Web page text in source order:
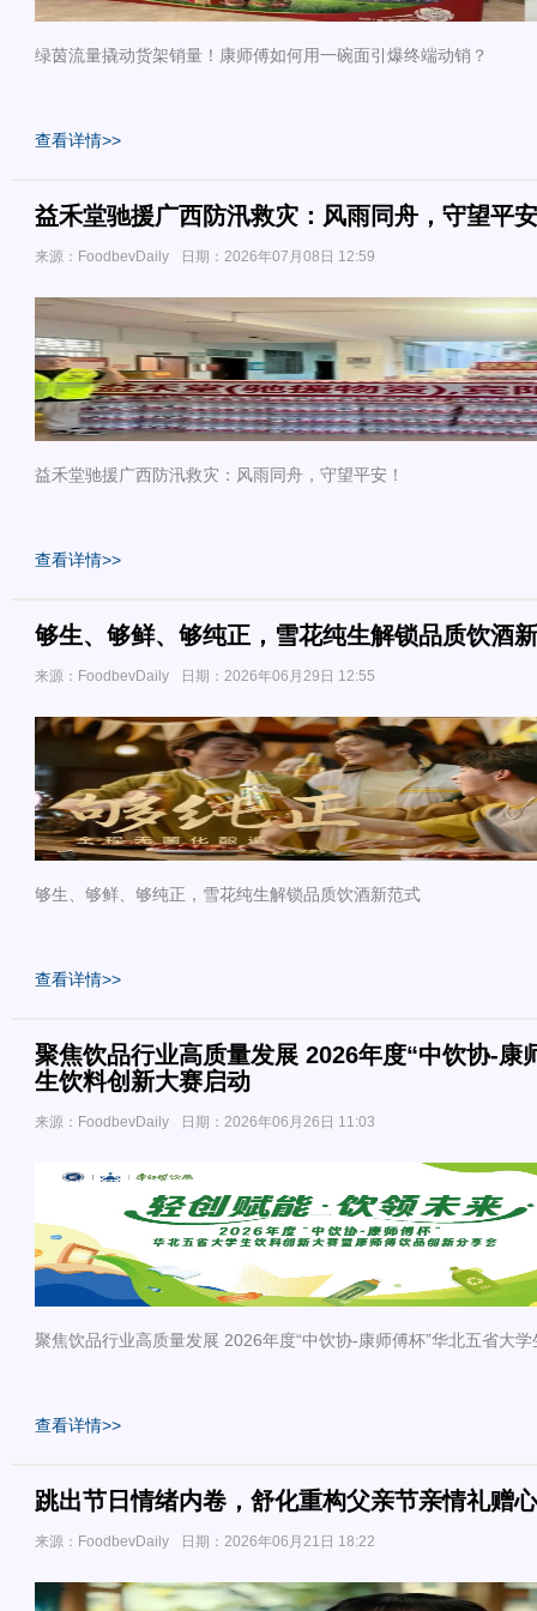
绿茵流量撬动货架销量！康师傅如何用一碗面引爆终端动销？
查看详情>>
益禾堂驰援广西防汛救灾：风雨同舟，守望平
来源：FoodbevDaily 日期：2026年07月08日 12:59
​益禾堂驰援广西防汛救灾：风雨同舟，守望平安！
查看详情>>
够生、够鲜、够纯正，雪花纯生解锁品质饮酒
来源：FoodbevDaily 日期：2026年06月29日 12:55
够生、够鲜、够纯正，雪花纯生解锁品质饮酒新范式
查看详情>>
聚焦饮品行业高质量发展 2026年度“中饮协-康
生饮料创新大赛启动
来源：FoodbevDaily 日期：2026年06月26日 11:03
聚焦饮品行业高质量发展 2026年度“中饮协-康师傅杯”华北五省大
查看详情>>
跳出节日情绪内卷，舒化重构父亲节亲情礼赠
来源：FoodbevDaily 日期：2026年06月21日 18:22